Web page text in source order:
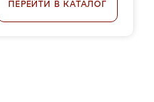
ПЕРЕЙТИ В КАТАЛОГ